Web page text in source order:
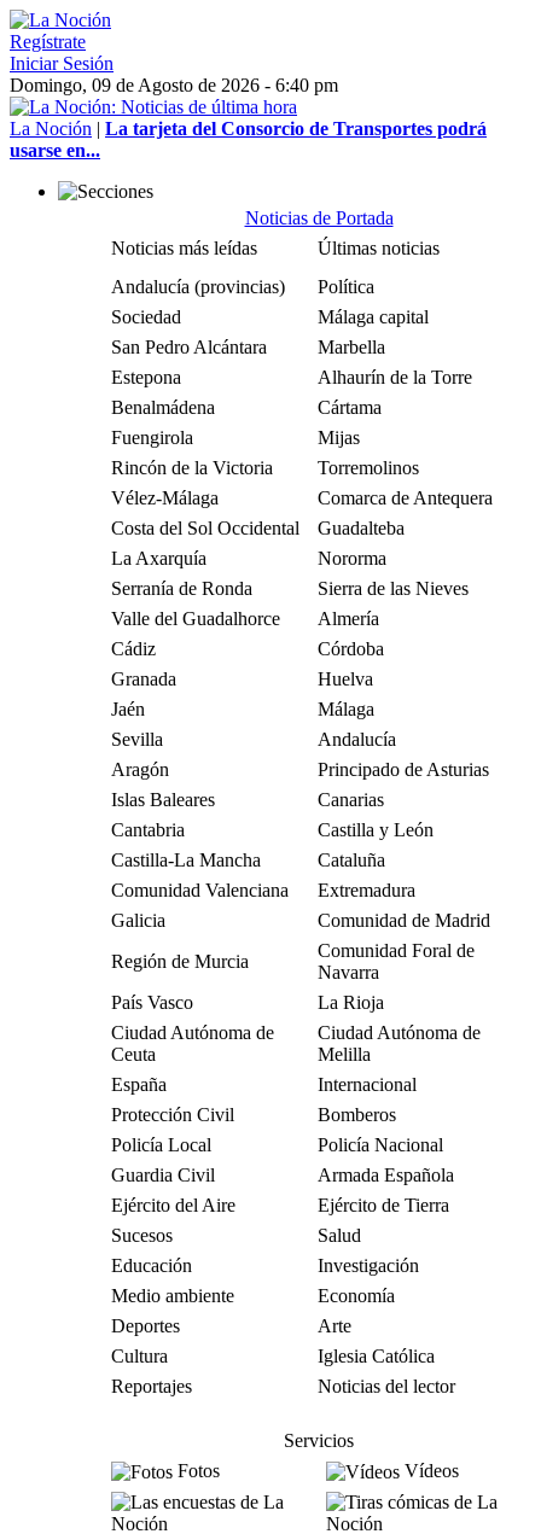
Regístrate
Iniciar Sesión
Domingo, 09 de Agosto de 2026 - 6:40 pm
La Noción | La tarjeta del Consorcio de Transportes podrá
usarse en...
Noticias de Portada
Noticias más leídas
Últimas noticias
Andalucía (provincias)
Política
Sociedad
Málaga capital
San Pedro Alcántara
Marbella
Estepona
Alhaurín de la Torre
Benalmádena
Cártama
Fuengirola
Mijas
Rincón de la Victoria
Torremolinos
Vélez-Málaga
Comarca de Antequera
Costa del Sol Occidental
Guadalteba
La Axarquía
Nororma
Serranía de Ronda
Sierra de las Nieves
Valle del Guadalhorce
Almería
Cádiz
Córdoba
Granada
Huelva
Jaén
Málaga
Sevilla
Andalucía
Aragón
Principado de Asturias
Islas Baleares
Canarias
Cantabria
Castilla y León
Castilla-La Mancha
Cataluña
Comunidad Valenciana
Extremadura
Galicia
Comunidad de Madrid
Región de Murcia
Comunidad Foral de
Navarra
País Vasco
La Rioja
Ciudad Autónoma de
Ceuta
Ciudad Autónoma de
Melilla
España
Internacional
Protección Civil
Bomberos
Policía Local
Policía Nacional
Guardia Civil
Armada Española
Ejército del Aire
Ejército de Tierra
Sucesos
Salud
Educación
Investigación
Medio ambiente
Economía
Deportes
Arte
Cultura
Iglesia Católica
Reportajes
Noticias del lector
Servicios
Fotos
Vídeos